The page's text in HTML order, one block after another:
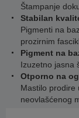
Štampanje
Stabilan
Pigmenti na
prozirnim
Pigment na
Izuzetno jasna
Otporno na
Mastilo prodire
neovlašćenog